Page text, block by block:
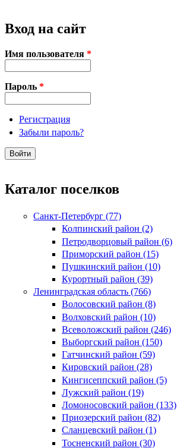
Вход на сайт
Имя пользователя *
Пароль *
Регистрация
Забыли пароль?
Каталог поселков
Санкт-Петербург (77)
Колпинский район (2)
Петродворцовый район (6)
Приморский район (15)
Пушкинский район (10)
Курортный район (39)
Ленинградская область (766)
Волосовский район (8)
Волховский район (10)
Всеволожский район (246)
Выборгский район (150)
Гатчинский район (59)
Кировский район (28)
Кингисеппский район (5)
Лужский район (19)
Ломоносовский район (133)
Приозерский район (82)
Сланцевский район (1)
Тосненский район (30)